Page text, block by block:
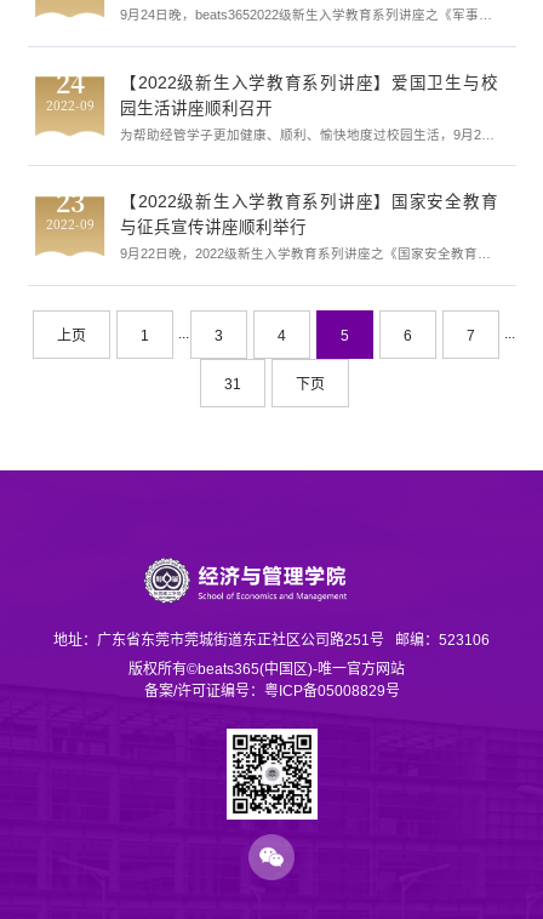
9月24日晚，beats3652022级新生入学教育系列讲座之《军事理
军事理论课教研室教师周海鹏担任本次主讲人。讲座伊始，周海
们互动的方式对中国地缘环境的基本概况进行了分析，指出当今
世界局势进入了动荡不安的危险期。随后从中日历史及现实关系
鹏...
24
2022-09
【2022级新生入学教育系列讲座】爱国卫生与校
园生活讲座顺利召开
为帮助经管学子更加健康、顺利、愉快地度过校园生活，9月23
园生活教育专题》讲座于莞城校区大礼堂顺利召开。莞城校区驻
工以“大公司园”为出发点，用幽默风趣的语言激起同学们对未来
大公司园生活的想象。同时，知行公司员工通过情景剧演出，围
23
2022-09
【2022级新生入学教育系列讲座】国家安全教育
与征兵宣传讲座顺利举行
9月22日晚，2022级新生入学教育系列讲座之《国家安全教育与
识讲座讲师李乐顺担任本次讲座主讲人。讲座中，李乐顺老师围
绕“火场逃生”的主题，向同学们详细讲解了宿舍用电安全和逃生
警、报警的注意事项、火灾现场逃生自救常识以及消防基础常识
等，指出学习消防知识的重要性，同时也增强了员工们对于消防
上页 1 ... 3 4 5 6 7 ...
31 下页
地址：广东省东莞市莞城街道东正社区公司路251号 邮编：523106
版权所有©beats365(中国区)-唯一官方网站
备案/许可证编号：粤ICP备05008829号